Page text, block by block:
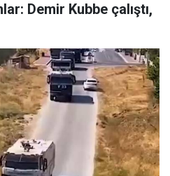
Demir Kubbe çalıştı,